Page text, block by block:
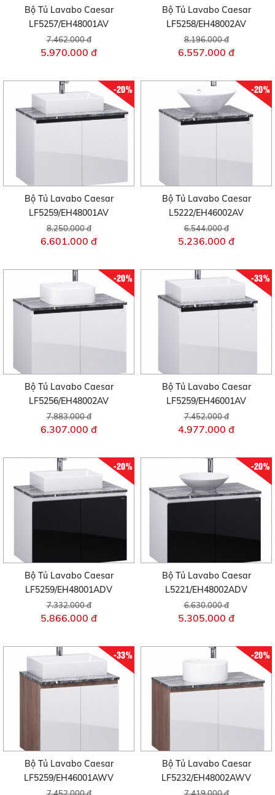
Bộ Tủ Lavabo Caesar
LF5257/EH48001AV
7.462.000 đ
5.970.000 đ
Bộ Tủ Lavabo Caesar
LF5258/EH48002AV
8.196.000 đ
6.557.000 đ
-20%
Bộ Tủ Lavabo Caesar
LF5259/EH48001AV
8.250.000 đ
6.601.000 đ
-20%
Bộ Tủ Lavabo Caesar
L5222/EH46002AV
6.544.000 đ
5.236.000 đ
-20%
Bộ Tủ Lavabo Caesar
LF5256/EH48002AV
7.883.000 đ
6.307.000 đ
-33%
Bộ Tủ Lavabo Caesar
LF5259/EH46001AV
7.452.000 đ
4.977.000 đ
-20%
Bộ Tủ Lavabo Caesar
LF5259/EH48001ADV
7.332.000 đ
5.866.000 đ
-20%
Bộ Tủ Lavabo Caesar
L5221/EH48002ADV
6.630.000 đ
5.305.000 đ
-33%
Bộ Tủ Lavabo Caesar
LF5259/EH46001AWV
-20%
Bộ Tủ Lavabo Caesar
LF5232/EH48002AWV